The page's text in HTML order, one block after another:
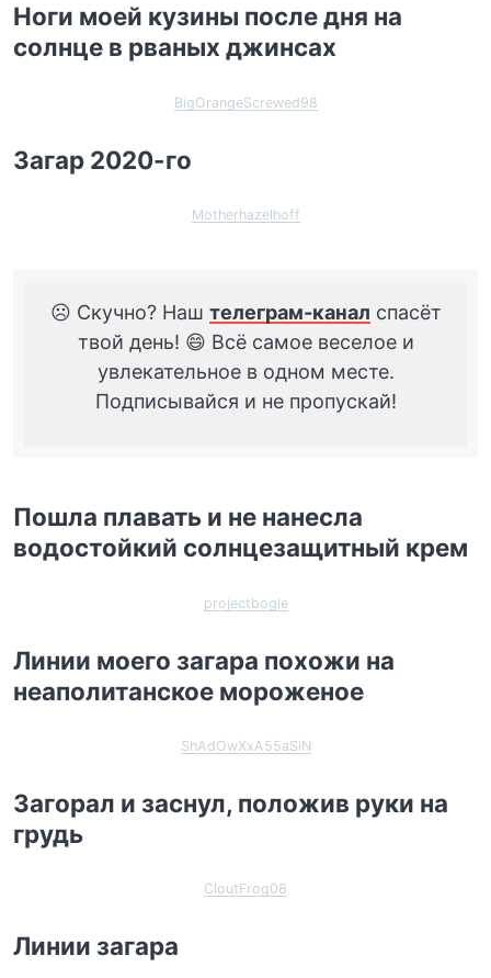
Ноги моей кузины после дня на
солнце в рваных джинсах
BigOrangeScrewed98
Загар 2020-го
Motherhazelhoff
☹️ Скучно? Наш телеграм-канал спасёт
твой день! 😄 Всё самое веселое и
увлекательное в одном месте.
Подписывайся и не пропускай!
Пошла плавать и не нанесла
водостойкий солнцезащитный крем
projectbogle
Линии моего загара похожи на
неаполитанское мороженое
ShAdOwXxA55aSiN
Загорал и заснул, положив руки на
грудь
CloutFrog08
Линии загара